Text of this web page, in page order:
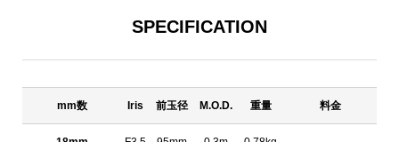
SPECIFICATION
mm数 Iris 前玉径 M.O.D. 重量 料金